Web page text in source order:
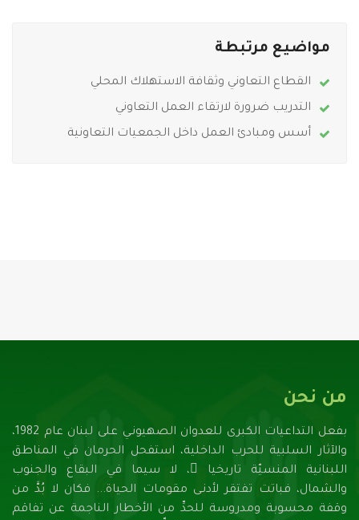
مواضيع مرتبطة
القطاع التعاوني وثقافة الاستهلاك المحلي
التدريب ضرورة لارتقاء العمل التعاوني
أسس ومبادئ العمل داخل الجمعيات التعاونية
من نحن
بفعل التداعيات الكبرى للعدوان الصهيونـي على لبنان عام 1982،
والآثار السلبية للحرب الداخلية، استفحل الحرمان في المناطق
اللبنانية المنسيّة تاريخيا ً، لا سيما في البقاع والجنوب
والشمال، فباتت تفتقر لأدنـى مقومات الحياة... فكان لا بُدَّ من
وقفة محسوبة ومدروسة للحدِّ من الأخطار الناجمة عن تفاقم